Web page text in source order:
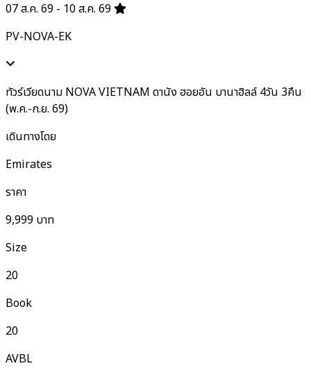
07 ส.ค. 69 - 10 ส.ค. 69
PV-NOVA-EK
ทัวร์เวียดนาม NOVA VIETNAM ดานัง ฮอยอัน บานาฮิลล์ 4วัน 3คืน
(พ.ค.-ก.ย. 69)
เดินทางโดย
Emirates
ราคา
9,999 บาท
Size
20
Book
20
AVBL